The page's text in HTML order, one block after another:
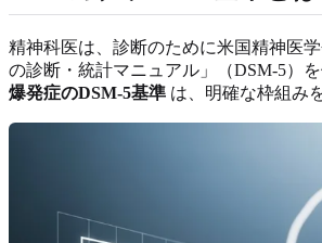
精神科医は、診断のために米国精神医
の診断・統計マニュアル」（DSM-5）を
爆発症のDSM-5基準 は、明確な枠組み